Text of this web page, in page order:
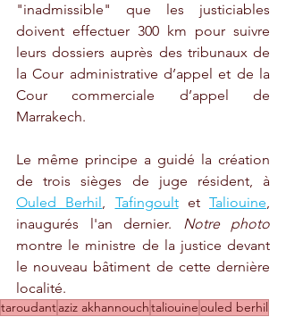
"inadmissible" que les justiciables
doivent effectuer 300 km pour suivre
leurs dossiers auprès des tribunaux de
la Cour administrative d’appel et de la
Cour commerciale d’appel de
Marrakech.
Le même principe a guidé la création
Ouled Berhil , Tafingoult et Taliouine,
inaugurés l'an dernier. Notre photo
montre le ministre de la justice devant
le nouveau bâtiment de cette dernière
localité.
taroudantaziz akhannouchtaliouineouled berhil